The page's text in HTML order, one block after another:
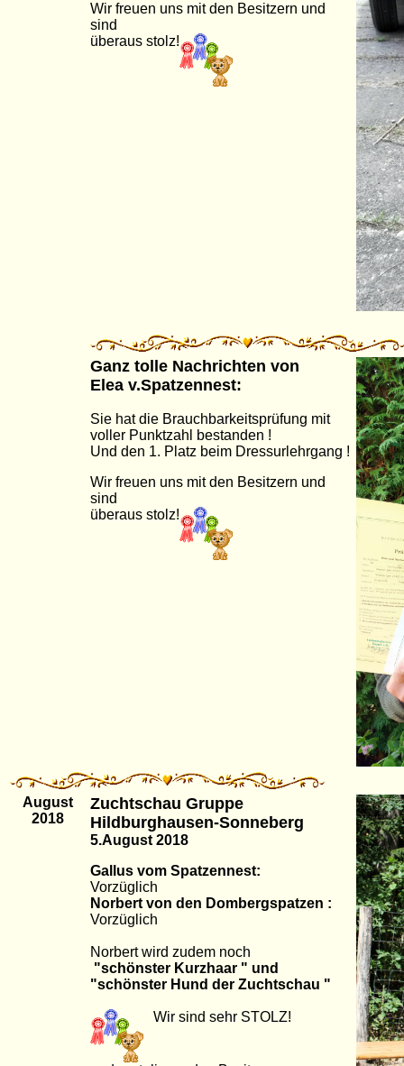
Wir freuen uns mit den Besitzern und
sind
überaus stolz!
Ganz tolle Nachrichten von
Elea v.Spatzennest:
Sie hat die Brauchbarkeitsprüfung mit
voller Punktzahl bestanden !
Und den 1. Platz beim Dressurlehrgang !
Wir freuen uns mit den Besitzern und
sind
überaus stolz!
August
2018
Zuchtschau Gruppe
Hildburghausen-Sonneberg
5.August 2018
Gallus vom Spatzennest:
Vorzüglich
Norbert von den Dombergspatzen :
Vorzüglich
Norbert wird zudem noch
"schönster Kurzhaar " und
"schönster Hund der Zuchtschau "
Wir sind sehr STOLZ!